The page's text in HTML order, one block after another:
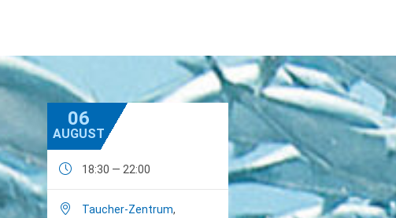
06
AUGUST
 18:30 — 22:00
 Taucher-Zentrum,